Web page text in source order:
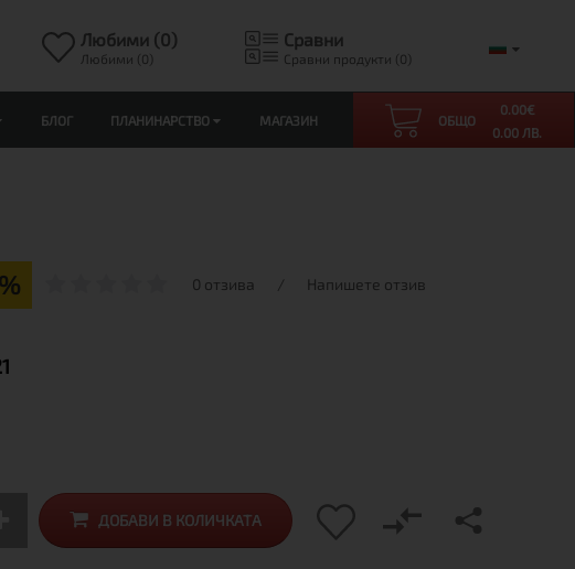
Любими (0)
Любими (0)
Сравни
Сравни продукти (0)
БЛОГ ПЛАНИНАРСТВО МАГАЗИН ОБЩО
0.00€
0.00 ЛВ.
0 отзива / Напишете отзив
ДОБАВИ В КОЛИЧКАТА